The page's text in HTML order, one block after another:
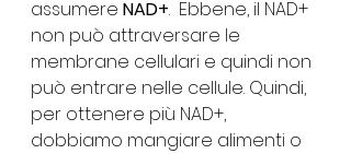
assumere NAD+.  Ebbene, il NAD+
non può attraversare le
membrane cellulari e quindi non
può entrare nelle cellule. Quindi,
per ottenere più NAD+,
dobbiamo mangiare alimenti o